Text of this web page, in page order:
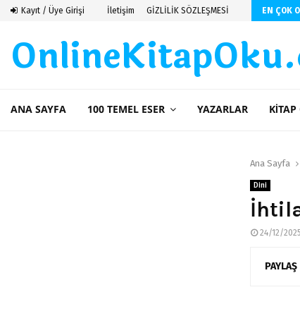
Kayıt / Üye Girişi İletişim GİZLİLİK SÖZLEŞMESİ EN ÇOK
Saint Exupery
ANA SAYFA 100 TEMEL ESER YAZARLAR KITAP
Ana Sayfa
Dini
24/12/2025
PAYLAŞ